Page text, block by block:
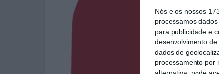
Nós e os nossos
processamos
para publicidade e
desenvolvimento de
dados de
processamento por